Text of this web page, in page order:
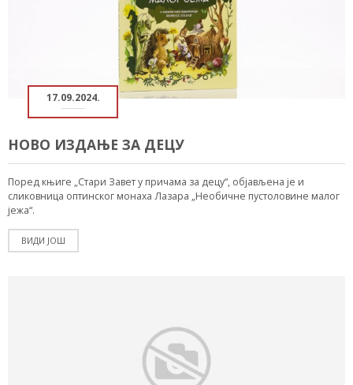
17.09.2024.
НОВО ИЗДАЊЕ ЗА ДЕЦУ
Поред књиге „Стари Завет у причама за децу“, објављена је и
сликовница оптинског монаха Лазара „Необичне пустоловине малог
јежа“.
ВИДИ ЈОШ